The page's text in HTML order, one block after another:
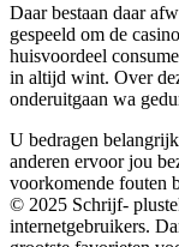
Daar bestaan daar
gespeeld om de
huisvoordeel
in altijd wint. Over
onderuitgaan wa
U bedragen
anderen ervoor jou
voorkomende fouten
© 2025 Schrijf-
internetgebruikers.